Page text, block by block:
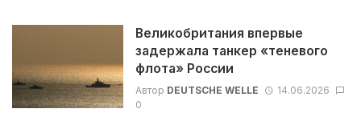
Великобритания впервые
задержала танкер «теневого
флота» России
Автор DEUTSCHE WELLE
14.06.2026
0